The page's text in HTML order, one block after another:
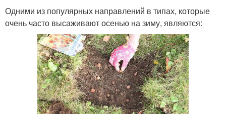
Одними из популярных направлений в типах, которые
очень часто высаживают осенью на зиму, являются: